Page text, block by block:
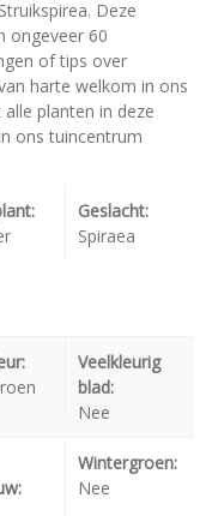
Deze
ongeveer 60
of tips over
harte welkom in ons
planten in deze
ons tuincentrum
Geslacht:
Spiraea
Veelkleurig
blad:
Nee
Wintergroen:
Nee